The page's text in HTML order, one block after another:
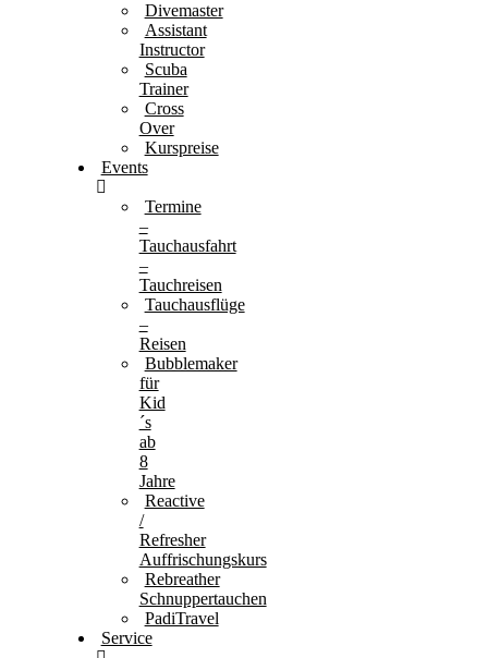
Divemaster
Assistant
Instructor
Scuba
Trainer
Cross
Over
Kurspreise
Events
Termine
–
Tauchausfahrt
–
Tauchreisen
Tauchausflüge
–
Reisen
Bubblemaker
für
Kid
´s
ab
8
Jahre
Reactive
/
Refresher
Auffrischungskurs
Rebreather
Schnuppertauchen
PadiTravel
Service